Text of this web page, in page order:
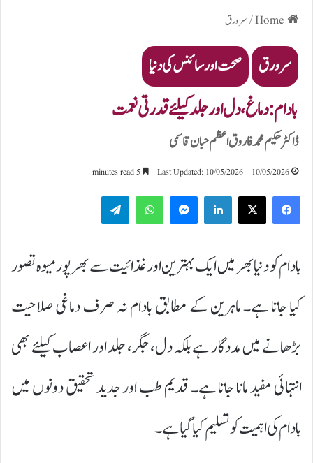
/سرورق
سرورق صحت اور سائنس کی دنیا
بادام: دماغ، دل اور جلد کیلئے قدرتی نعمت
ڈاکٹر حکیم محمد فاروق اعظم حبان قاسمی
10/05/2026
Last Updated: 10/05/2026
LinkedIn
WhatsApp
بادام کو دنیا بھر میں ایک بہترین اور غذائیت سے بھرپور میوہ تصور
کیا جاتا ہے۔ ماہرین کے مطابق بادام نہ صرف دماغی صلاحیت
بڑھانے میں مددگار ہے بلکہ دل، جگر، جلد اور اعصاب کیلئے بھی
انتہائی مفید مانا جاتا ہے۔ قدیم طب اور جدید تحقیق دونوں میں
بادام کی اہمیت کو تسلیم کیا گیا ہے۔